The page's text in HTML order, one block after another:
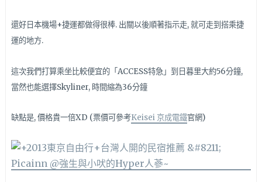
還好日本機場+捷運都做得很棒. 出關以後順著指示走, 就可走到搭乘捷
運的地方.
這次我們打算乘坐比較便宜的「ACCESS特急」到日暮里大約56分鐘,
當然也能選擇Skyliner, 時間縮為36分鐘
缺點是, 價格貴一倍XD (票價可參考Keisei 京成電鐵官網)